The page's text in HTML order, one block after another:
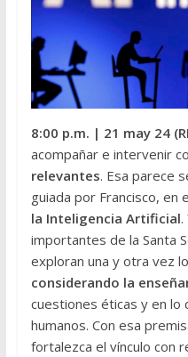
8:00 p.m. | 21 may 24
acompañar e intervenir
relevantes. Esa parece
guiada por Francisco, en
la Inteligencia Artificial
importantes de la Santa
exploran una y otra vez
considerando la
cuestiones éticas y en lo
humanos. Con esa
fortalezca el vínculo con